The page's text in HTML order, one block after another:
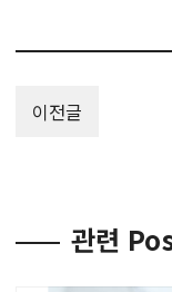
이전글
관련